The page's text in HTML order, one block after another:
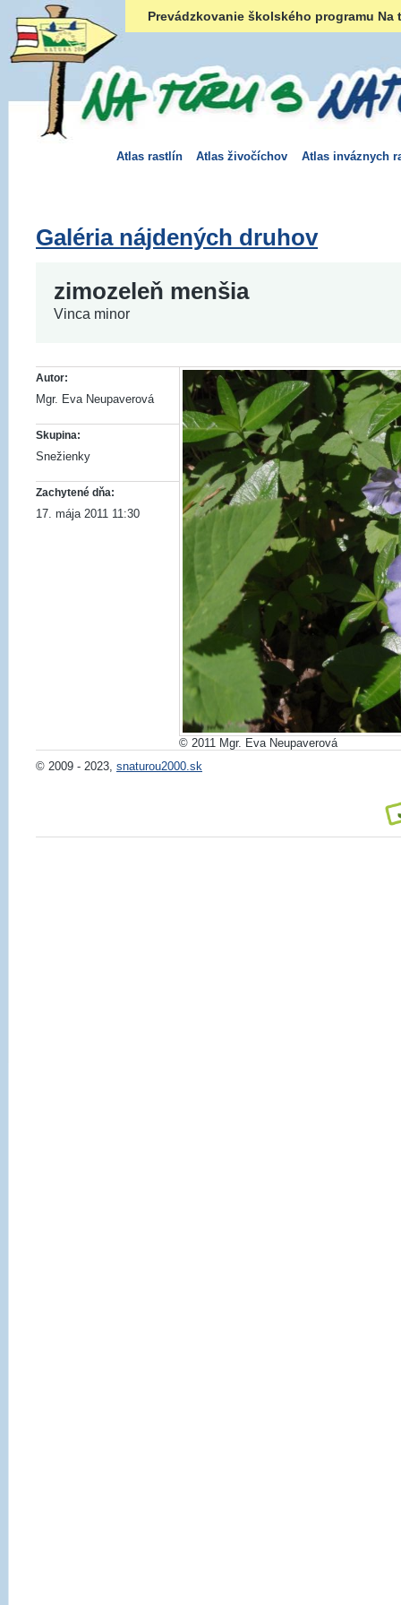
Prevádzkovanie školského programu
Atlas rastlín Atlas živočíchov Atlas inváznych
Galéria nájdených druhov
zimozeleň menšia
Vinca minor
Autor:
Mgr. Eva Neupaverová
Skupina:
Snežienky
Zachytené dňa:
17. mája 2011 11:30
© 2011 Mgr. Eva Neupaverová
© 2009 - 2023, snaturou2000.sk